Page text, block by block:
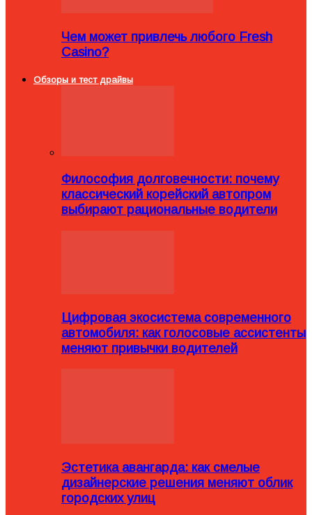
Чем может привлечь любого Fresh
Casino?
Обзоры и тест драйвы
Философия долговечности: почему
классический корейский автопром
выбирают рациональные водители
Цифровая экосистема современного
автомобиля: как голосовые ассистенты
меняют привычки водителей
Эстетика авангарда: как смелые
дизайнерские решения меняют облик
городских улиц